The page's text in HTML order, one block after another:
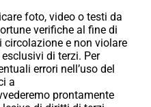
foto, video o testi da
verifiche al fine di
circolazione e non violare
di terzi. Per
errori nell’uso del
a
prontamente